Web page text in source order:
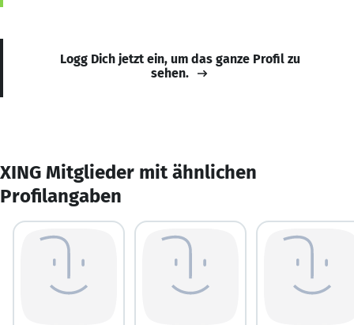
Logg Dich jetzt ein, um das ganze Profil zu
sehen.
XING Mitglieder mit ähnlichen
Profilangaben